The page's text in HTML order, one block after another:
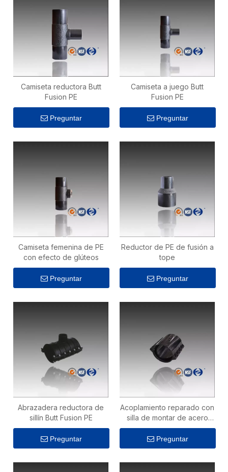
Camiseta reductora Butt
Fusion PE
Preguntar
Camiseta a juego Butt
Fusion PE
Preguntar
Camiseta femenina de PE
con efecto de glúteos
Preguntar
Reductor de PE de fusión a
tope
Preguntar
Abrazadera reductora de
sillín Butt Fusion PE
Preguntar
Acoplamiento reparado con
silla de montar de acero
Butt Fusion
Preguntar